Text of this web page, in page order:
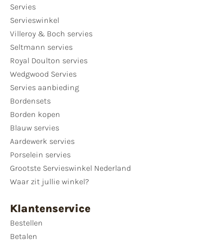
Servies
Servieswinkel
Villeroy & Boch servies
Seltmann servies
Royal Doulton servies
Wedgwood Servies
Servies aanbieding
Bordensets
Borden kopen
Blauw servies
Aardewerk servies
Porselein servies
Grootste Servieswinkel Nederland
Waar zit jullie winkel?
Klantenservice
Bestellen
Betalen